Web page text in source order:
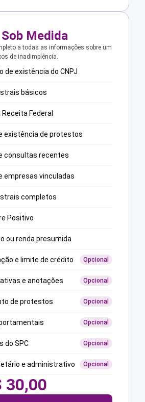
Medida
a todas as informações sobre um
de inadimplência.
de existência do CNPJ
básicos
Federal
existência de protestos
consultas recentes
empresas vinculadas
completos
Positivo
ou renda presumida
e limite de crédito Opcional
e anotações Opcional
de protestos Opcional
Opcional
do SPC Opcional
e administrativo Opcional
30,00